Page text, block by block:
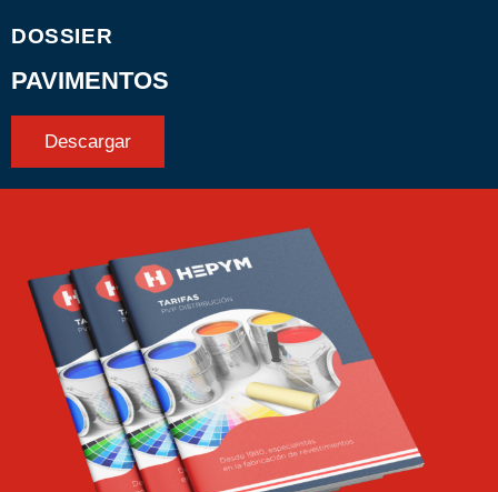
DOSSIER
PAVIMENTOS
Descargar